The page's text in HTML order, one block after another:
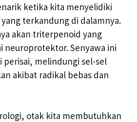
ketika kita menyelidiki
terkandung di dalamnya.
akan triterpenoid yang
neuroprotektor. Senyawa ini
melindungi sel-sel
akibat radikal bebas dan
otak kita membutuhkan